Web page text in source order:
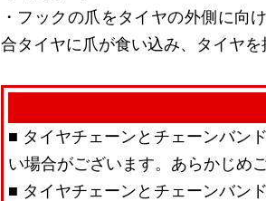
・フックの爪をタイヤの外側に向
合タイヤに爪が食い込み、タイヤを
■ タイヤチェーンとチェーンバン
い場合がございます。あらかじめ
■ タイヤチェーンとチェーンバン